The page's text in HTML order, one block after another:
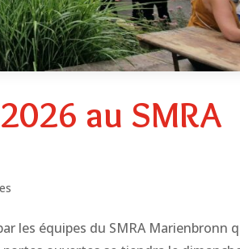
au SMRA
les équipes du SMRA Marienbronn